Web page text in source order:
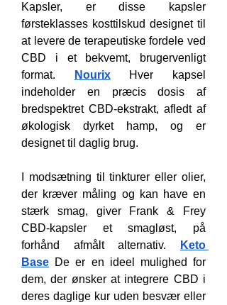
Kapsler, er disse kapsler
førsteklasses kosttilskud designet til
at levere de terapeutiske fordele ved
CBD i et bekvemt, brugervenligt
format.
Nourix Hver kapsel
indeholder en præcis dosis af
bredspektret CBD-ekstrakt, afledt af
økologisk dyrket hamp, og er
designet til daglig brug.
I modsætning til tinkturer eller olier,
der kræver måling og kan have en
stærk smag, giver Frank & Frey
CBD-kapsler et smagløst, på
forhånd afmålt alternativ.
Keto
Base De er en ideel mulighed for
dem, der ønsker at integrere CBD i
deres daglige kur uden besvær eller